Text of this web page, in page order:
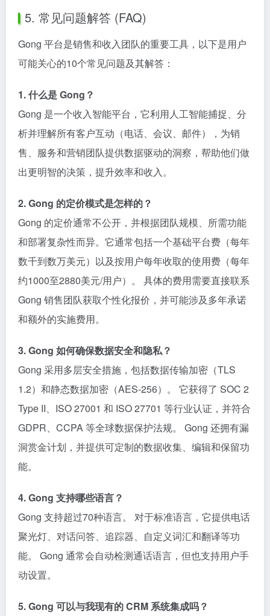
5. 常见问题解答 (FAQ)
Gong 平台是销售和收入团队的重要工具，以下是用户
可能关心的10个常见问题及其解答：
1. 什么是 Gong？
Gong 是一个收入智能平台，它利用人工智能捕捉、分
析并理解所有客户互动（电话、会议、邮件），为销
售、服务和营销团队提供数据驱动的洞察，帮助他们做
出更明智的决策，提升效率和收入。
2. Gong 的定价模式是怎样的？
Gong 的定价通常不公开，并根据团队规模、所需功能
和部署复杂性而异。它通常包括一个基础平台费（每年
数千到数万美元）以及按用户每年收取的使用费（每年
约1000至2880美元/用户）。 具体的费用需要直接联系
Gong 销售团队获取个性化报价，并可能涉及多年承诺
和额外的实施费用。
3. Gong 如何确保数据安全和隐私？
Gong 采用多层安全措施，包括数据传输加密（TLS
1.2）和静态数据加密（AES-256）。 它获得了 SOC 2
Type II、ISO 27001 和 ISO 27701 等行业认证，并符合
GDPR、CCPA 等全球数据保护法规。 Gong 还拥有漏
洞赏金计划，并提供可定制的数据收集、编辑和保留功
能。
4. Gong 支持哪些语言？
Gong 支持超过70种语言。 对于标准语言，它提供电话
聚光灯、对话问答、追踪器、自定义词汇和翻译等功
能。 Gong 通常会自动检测通话语言，但也支持用户手
动设置。
5. Gong 可以与我现有的 CRM 系统集成吗？